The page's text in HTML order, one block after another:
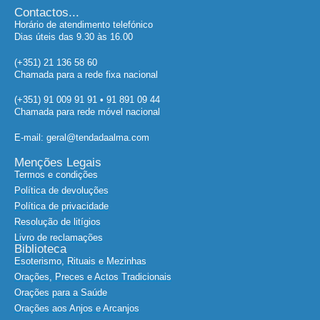
Contactos...
Horário de atendimento telefónico
Dias úteis das 9.30 às 16.00
(+351) 21 136 58 60
Chamada para a rede fixa nacional
(+351) 91 009 91 91 • 91 891 09 44
Chamada para rede móvel nacional
E-mail: geral@tendadaalma.com
Menções Legais
Termos e condições
Política de devoluções
Política de privacidade
Resolução de litígios
Livro de reclamações
Biblioteca
Esoterismo, Rituais e Mezinhas
Orações, Preces e Actos Tradicionais
Orações para a Saúde
Orações aos Anjos e Arcanjos